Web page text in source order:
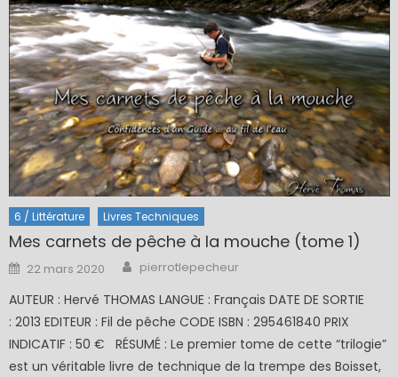
6 / Littérature Livres Techniques
Mes carnets de pêche à la mouche (tome 1)
Posted
on
22 mars 2020 Author
pierrotlepecheur
AUTEUR : Hervé THOMAS LANGUE : Français DATE DE SORTIE
: 2013 EDITEUR : Fil de pêche CODE ISBN : 295461840 PRIX
INDICATIF : 50 € RÉSUMÉ : Le premier tome de cette “trilogie”
est un véritable livre de technique de la trempe des Boisset,